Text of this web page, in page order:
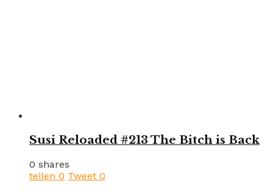
Susi Reloaded #213 The Bitch is Back
0 shares
teilen 0 Tweet 0